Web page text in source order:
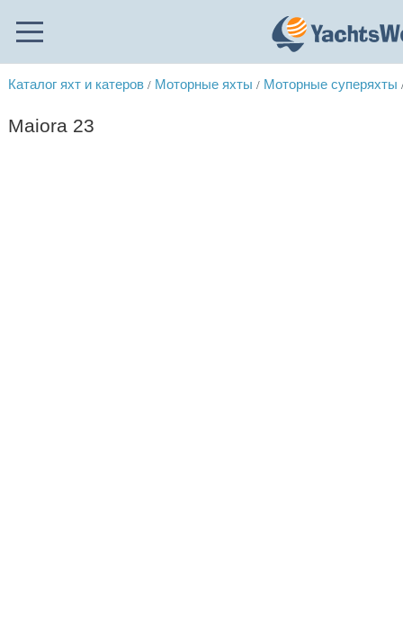
Каталог яхт и катеров / Моторные яхты / Моторные суперяхты
Maiora 23